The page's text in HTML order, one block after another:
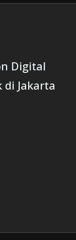
Digital
di Jakarta